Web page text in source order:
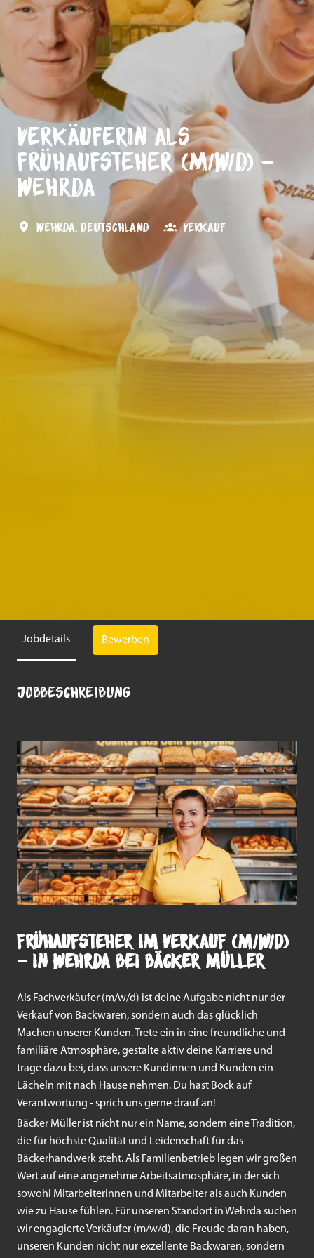
Verkäuferin als
Frühaufsteher (m/w/d) -
Wehrda
Wehrda, Deutschland Verkauf
Jobdetails Bewerben
Jobbeschreibung
Frühaufsteher im Verkauf (m/w/d)
- in Wehrda bei Bäcker Müller
Als Fachverkäufer (m/w/d) ist deine Aufgabe nicht nur der
Verkauf von Backwaren, sondern auch das glücklich
Machen unserer Kunden. Trete ein in eine freundliche und
familiäre Atmosphäre, gestalte aktiv deine Karriere und
trage dazu bei, dass unsere Kundinnen und Kunden ein
Lächeln mit nach Hause nehmen. Du hast Bock auf
Verantwortung - sprich uns gerne drauf an!
Bäcker Müller ist nicht nur ein Name, sondern eine Tradition,
die für höchste Qualität und Leidenschaft für das
Bäckerhandwerk steht. Als Familienbetrieb legen wir großen
Wert auf eine angenehme Arbeitsatmosphäre, in der sich
sowohl Mitarbeiterinnen und Mitarbeiter als auch Kunden
wie zu Hause fühlen. Für unseren Standort in Wehrda suchen
wir engagierte Verkäufer (m/w/d), die Freude daran haben,
unseren Kunden nicht nur exzellente Backwaren, sondern